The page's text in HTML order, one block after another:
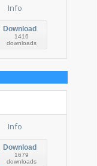
Info
Download
1416
downloads
Info
Download
1679
downloads